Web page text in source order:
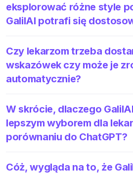
eksplorować różne style
GalilAI potrafi się
Czy lekarzom trzeba
wskazówek czy może je
automatycznie?
W skrócie, dlaczego
lepszym wyborem dla
porównaniu do ChatGPT?
Cóż, wygląda na to, że